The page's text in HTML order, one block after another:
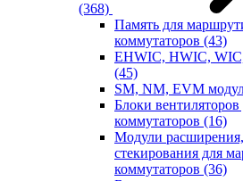
(368)
Память для
коммутаторов (43)
EHWIC, HWIC,
(45)
SM, NM, EVM
Блоки
коммутаторов (16)
Модули
стекирования для
коммутаторов (36)